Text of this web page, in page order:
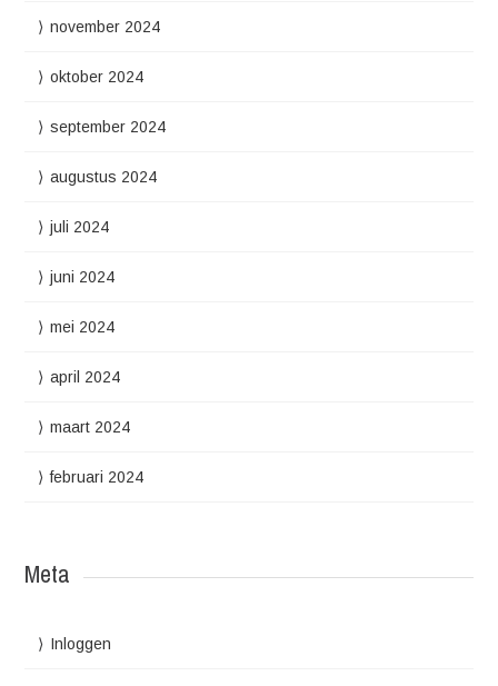
november 2024
oktober 2024
september 2024
augustus 2024
juli 2024
juni 2024
mei 2024
april 2024
maart 2024
februari 2024
Meta
Inloggen